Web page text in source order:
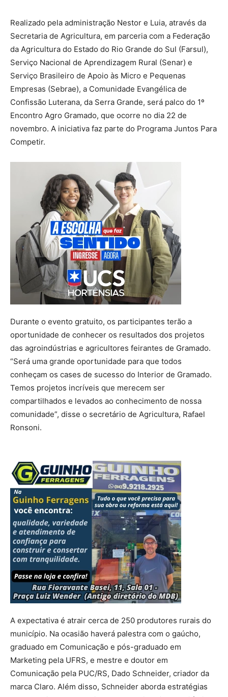
Realizado pela administração Nestor e Luia, através da
Secretaria de Agricultura, em parceria com a Federação
da Agricultura do Estado do Rio Grande do Sul (Farsul),
Serviço Nacional de Aprendizagem Rural (Senar) e
Serviço Brasileiro de Apoio às Micro e Pequenas
Empresas (Sebrae), a Comunidade Evangélica de
Confissão Luterana, da Serra Grande, será palco do 1º
Encontro Agro Gramado, que ocorre no dia 22 de
novembro. A iniciativa faz parte do Programa Juntos Para
Competir.
Durante o evento gratuito, os participantes terão a
oportunidade de conhecer os resultados dos projetos
das agroindústrias e agricultores feirantes de Gramado.
“Será uma grande oportunidade para que todos
conheçam os cases de sucesso do Interior de Gramado.
Temos projetos incríveis que merecem ser
compartilhados e levados ao conhecimento de nossa
comunidade”, disse o secretário de Agricultura, Rafael
Ronsoni.
A expectativa é atrair cerca de 250 produtores rurais do
município. Na ocasião haverá palestra com o gaúcho,
graduado em Comunicação e pós-graduado em
Marketing pela UFRS, e mestre e doutor em
Comunicação pela PUC/RS, Dado Schneider, criador da
marca Claro. Além disso, Schneider aborda estratégias